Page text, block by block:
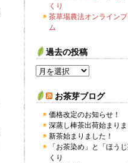
くり
茶草場農法オンライン
ム
過去の投稿
お茶芽ブログ
価格改定のお知らせ！
深蒸し棒茶出荷始まりま
新茶始まりました！
「お茶染め」と「ほう
くり